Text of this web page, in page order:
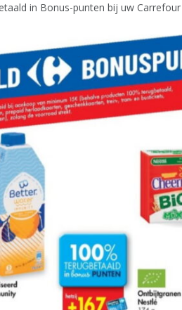
in Bonus-punten bij uw